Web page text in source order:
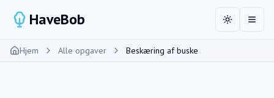
HaveBob ToggleÅbn
Hjem Alle opgaver Beskæring af buske